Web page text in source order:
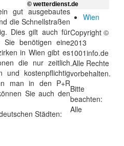
gut ausgebautes
die Schnellstraßen
Dies gilt auch für
Sie benötigen eine
in Wien gibt es
die nur zeitlich
und kostenpflichtig
man in den P+R
Sie auch den
Städten:
© wetterdienst.de
Wien
Copyright ©
2013
1001info.de
.Alle Rechte
vorbehalten.
Bitte
beachten:
Alle